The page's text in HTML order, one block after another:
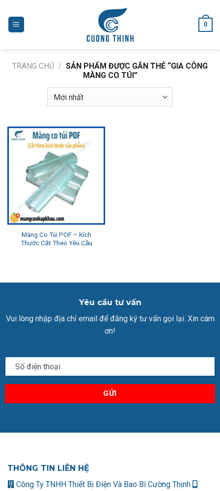
content
0
TRANG CHỦ / SẢN PHẨM ĐƯỢC GẮN THẺ “GIA CÔNG
MÀNG CO TÚI”
Màng Co Túi POF – Kích
Thước Cắt Theo Yêu Cầu
Yêu cầu tư vấn
Vui lòng nhập địa chỉ email để đăng ký tư vấn gọi lại. Xin cám
ơn!
THÔNG TIN LIÊN HỆ
Công Ty TNHH Thiết Bị Điện Và Bao Bì Cường Thịnh